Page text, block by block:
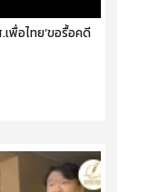
พื่อไทย’ขอรื้อคดี